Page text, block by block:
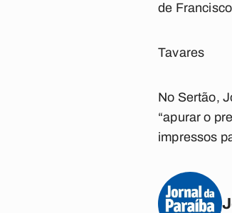
de
Tavares
No Sertão,
“apurar o
impressos